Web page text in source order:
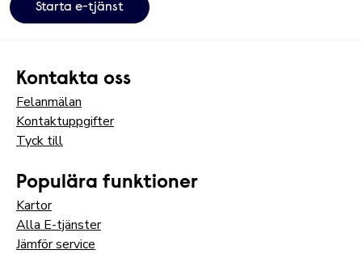
Starta e-tjänst
Kontakta oss
Felanmälan
Kontaktuppgifter
Tyck till
Populära funktioner
Kartor
Alla E-tjänster
Jämför service